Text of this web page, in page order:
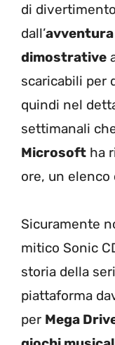
di
dall’avventura
dimostrative
scaricabili per
quindi nel
settimanali
Microsoft ha
ore, un
Sicuramente
mitico Sonic
storia della
piattaforma
per Mega